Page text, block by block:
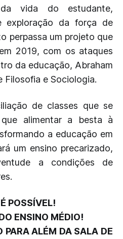
vida do estudante,
exploração da força de
perpassa um projeto que
2019, com os ataques
da educação, Abraham
Filosofia e Sociologia.
de classes que se
alimentar a besta à
a educação em
um ensino precarizado,
a condições de
POSSÍVEL!
ENSINO MÉDIO!
PARA ALÉM DA SALA DE